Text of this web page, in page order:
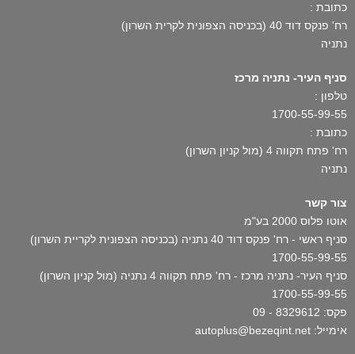
כתובת :
רח' פנקס דוד 40 (בכניסה הצפונית לקרית השרון)
נתניה
סניף העיר- נתניה מרכז
טלפון :
1700-55-99-55
כתובת :
רח' פתח תקווה 4 (מול קניון השרון)
נתניה
צור קשר
אוטו פלוס 2000 בע"מ
סניף ראשי - רח' פנקס דוד 40 נתניה (בכניסה הצפונית לקריית השרון)
1700-55-99-55
סניף העיר- נתניה מרכז - רח' פתח תקווה 4 נתניה (מול קניון השרון)
1700-55-99-55
פקס: 8329612 - 09
אימייל: autoplus@bezeqint.net